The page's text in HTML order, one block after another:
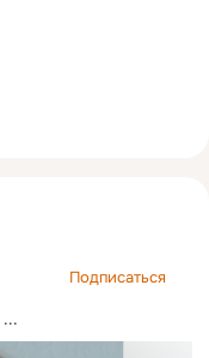
Подписаться
...